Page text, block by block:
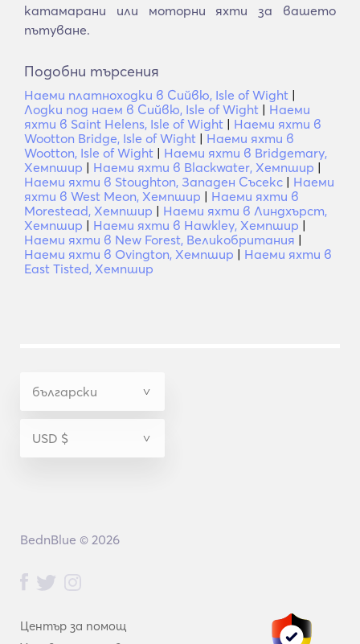
катамарани или моторни яхти за вашето
пътуване.
Подобни търсения
Наеми платноходки в Сийвю, Isle of Wight |
Лодки под наем в Сийвю, Isle of Wight | Наеми
яхти в Saint Helens, Isle of Wight | Наеми яхти в
Wootton Bridge, Isle of Wight | Наеми яхти в
Wootton, Isle of Wight | Наеми яхти в Bridgemary,
Хемпшир | Наеми яхти в Blackwater, Хемпшир |
Наеми яхти в Stoughton, Западен Съсекс | Наеми
яхти в West Meon, Хемпшир | Наеми яхти в
Morestead, Хемпшир | Наеми яхти в Линдхърст,
Хемпшир | Наеми яхти в Hawkley, Хемпшир |
Наеми яхти в New Forest, Великобритания |
Наеми яхти в Ovington, Хемпшир | Наеми яхти в
East Tisted, Хемпшир
Център за помощ
BednBlue © 2026